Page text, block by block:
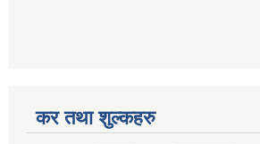
कर तथा शुल्कहरु